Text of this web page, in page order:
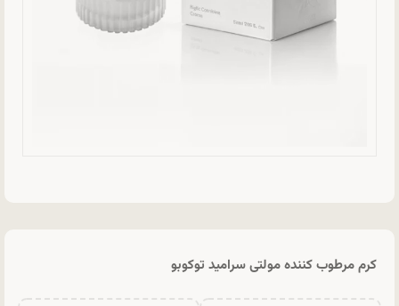
کرم مرطوب کننده مولتی سرامید توکوبو